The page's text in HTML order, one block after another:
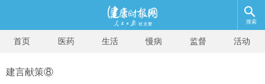
搜索
首页 医药 生活 慢病 监督 活动
建言献策⑧